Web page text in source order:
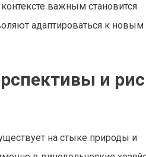
важным становится
адаптироваться к новым
и
на стыке природы и